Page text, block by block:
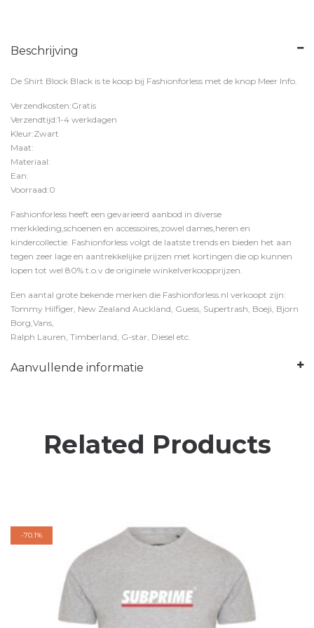
Beschrijving
De Shirt Block Black is te koop bij Fashionforless met de knop Meer Info.
Verzendkosten:Gratis
Verzendtijd:1-4 werkdagen
Kleur:Zwart
Maat:
Materiaal:
Ean:
Voorraad:0
Fashionforless heeft een gevarieerd aanbod in diverse
merkkleding,schoenen en accessoires,zowel dames,heren en
kindercollectie. Fashionforless volgt de laatste trends en bieden het aan
tegen zeer lage en aantrekkelijke prijzen met kortingen die op kunnen
lopen tot wel 80% t.o.v de originele winkelverkoopprijzen.
Een aantal grote bekende merken die Fashionforless.nl verkoopt zijn:
Tommy Hilfiger, New Zealand Auckland, Guess, Supertrash, Boeji, Bjorn
Borg,Vans,
Ralph Lauren, Timberland, G-star, Diesel etc.
Aanvullende informatie
Related Products
-70.1%